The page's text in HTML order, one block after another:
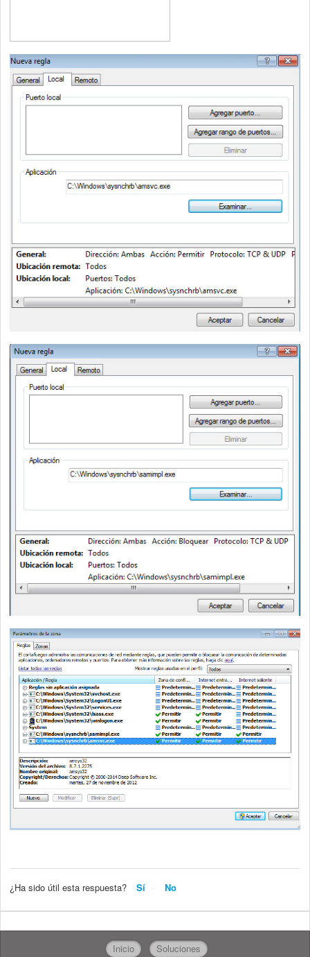
¿Ha sido útil esta respuesta? Sí No
Inicio Soluciones